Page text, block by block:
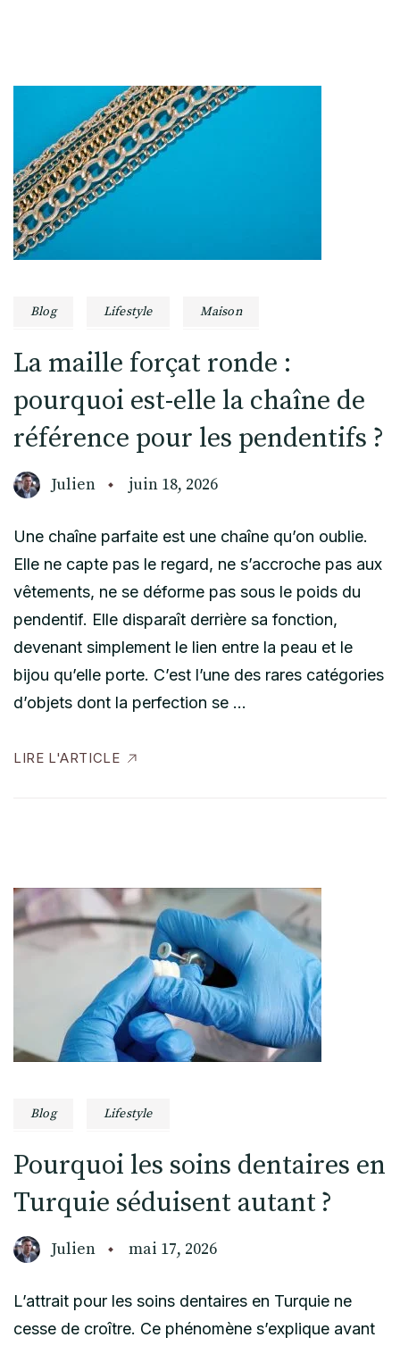
Blog Lifestyle Maison
La maille forçat ronde :
pourquoi est-elle la chaîne de
référence pour les pendentifs ?
Julien juin 18, 2026
Une chaîne parfaite est une chaîne qu’on oublie.
Elle ne capte pas le regard, ne s’accroche pas aux
vêtements, ne se déforme pas sous le poids du
pendentif. Elle disparaît derrière sa fonction,
devenant simplement le lien entre la peau et le
bijou qu’elle porte. C’est l’une des rares catégories
d’objets dont la perfection se …
LIRE L'ARTICLE
Blog Lifestyle
Pourquoi les soins dentaires en
Turquie séduisent autant ?
Julien mai 17, 2026
L’attrait pour les soins dentaires en Turquie ne
cesse de croître. Ce phénomène s’explique avant